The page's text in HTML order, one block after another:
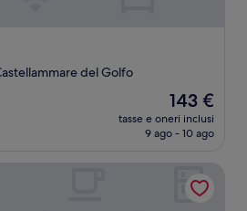
del Golfo
Il
prezzo
attuale
143 €
143 €
tasse e oneri inclusi
9 ago - 10 ago